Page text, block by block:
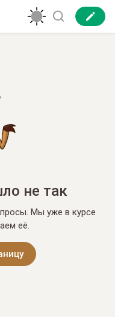
не так
Мы уже в курсе
её.